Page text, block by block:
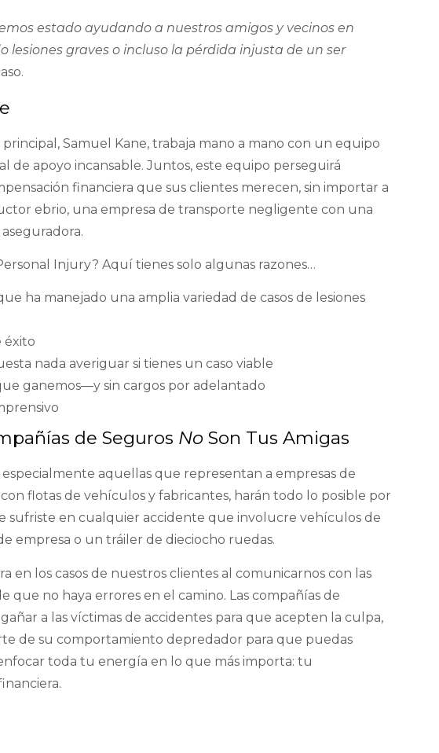
estado ayudando a nuestros amigos y vecinos en
lesiones graves o incluso la pérdida injusta de un ser
Samuel Kane, trabaja mano a mano con un equipo
de apoyo incansable. Juntos, este equipo perseguirá
financiera que sus clientes merecen, sin importar a
ebrio, una empresa de transporte negligente con una
Injury? Aquí tienes solo algunas razones…
ha manejado una amplia variedad de casos de lesiones
éxito
nada averiguar si tienes un caso viable
ganemos—y sin cargos por adelantado
de Seguros No Son Tus Amigas
especialmente aquellas que representan a empresas de
flotas de vehículos y fabricantes, harán todo lo posible por
sufriste en cualquier accidente que involucre vehículos de
empresa o un tráiler de dieciocho ruedas.
en los casos de nuestros clientes al comunicarnos con las
que no haya errores en el camino. Las compañías de
a las víctimas de accidentes para que acepten la culpa,
de su comportamiento depredador para que puedas
toda tu energía en lo que más importa: tu